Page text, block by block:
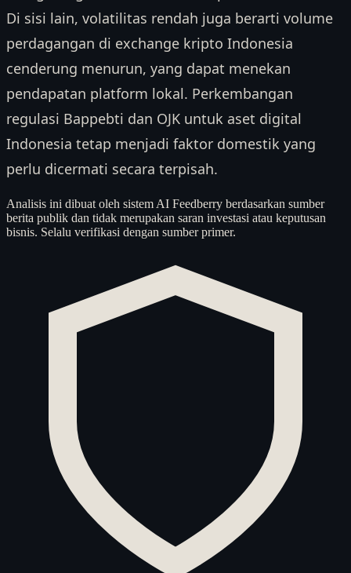
Di sisi lain, volatilitas rendah juga berarti volume
perdagangan di exchange kripto Indonesia
cenderung menurun, yang dapat menekan
pendapatan platform lokal. Perkembangan
regulasi Bappebti dan OJK untuk aset digital
Indonesia tetap menjadi faktor domestik yang
perlu dicermati secara terpisah.
Analisis ini dibuat oleh sistem AI Feedberry berdasarkan sumber
berita publik dan tidak merupakan saran investasi atau keputusan
bisnis. Selalu verifikasi dengan sumber primer.